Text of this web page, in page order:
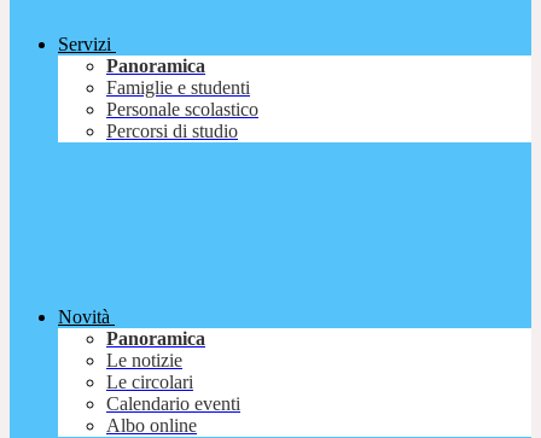
Servizi
Panoramica
Famiglie e studenti
Personale scolastico
Percorsi di studio
Novità
Panoramica
Le notizie
Le circolari
Calendario eventi
Albo online